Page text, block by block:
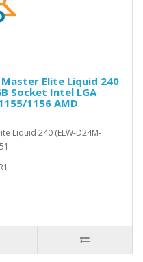
Elite Liquid 240
Socket Intel LGA
1156 AMD
Liquid 240 (ELW-D24M-